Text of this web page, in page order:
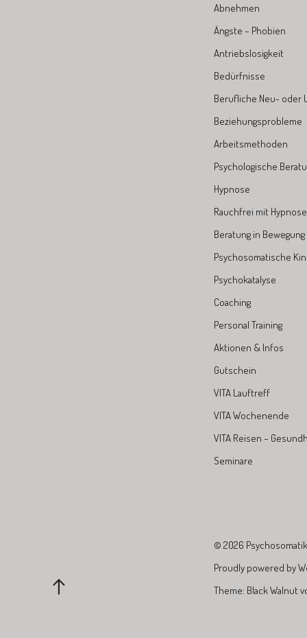
Abnehmen
Ängste – Phobien
Antriebslosigkeit
Bedürfnisse
Berufliche Neu- oder
Beziehungsprobleme
Arbeitsmethoden
Psychologische
Hypnose
Rauchfrei mit Hypnose
Beratung in Bewegung
Psychosomatische
Psychokatalyse
Coaching
Personal Training
Aktionen & Infos
Gutschein
VITA Lauftreff
VITA Wochenende
VITA Reisen –
Seminare
© 2026
Proudly powered by
Theme: Black Walnut